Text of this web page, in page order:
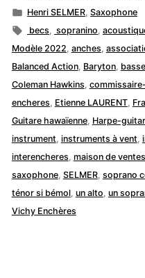
par
Publié
dans
Henri SELMER ,Saxophone
Étiquettes :
becs sopranino ,
Modèle 2022 anches
Balanced Action, Baryton, basse
Coleman Hawkins
encheres Etienne LAURENT,
Guitare hawaïenne, Harpe-
instrument instruments à vent
interencheres maison de ventes
saxophone, SELMER, soprano
ténor si bémol, un alto un
Vichy Enchères